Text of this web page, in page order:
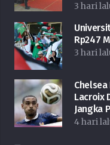
3 hari
Rp247
3 hari
Lacroix
Jangka
4 hari